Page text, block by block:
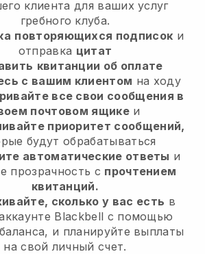
клиента для ваших услуг
гребного клуба.
повторяющихся подписок и
отправка цитат
квитанции об оплате
с вашим клиентом на ходу
все свои сообщения в
почтовом ящикеи
приоритет сообщений,
будут обрабатываться
автоматические ответы и
прозрачность с прочтением
квитанций.
сколько у вас есть в
Blackbell с помощью
и планируйте выплаты
на свой личный счет.